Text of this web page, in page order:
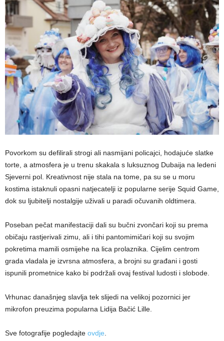
Povorkom su defilirali strogi ali nasmijani policajci, hodajuće slatke
torte, a atmosfera je u trenu skakala s luksuznog Dubaija na ledeni
Sjeverni pol. Kreativnost nije stala na tome, pa su se u moru
kostima istaknuli opasni natjecatelji iz popularne serije Squid Game,
dok su ljubitelji nostalgije uživali u paradi očuvanih oldtimera.
Poseban pečat manifestaciji dali su bučni zvončari koji su prema
običaju rastjerivali zimu, ali i tihi pantomimičari koji su svojim
pokretima mamili osmijehe na lica prolaznika. Cijelim centrom
grada vladala je izvrsna atmosfera, a brojni su građani i gosti
ispunili prometnice kako bi podržali ovaj festival ludosti i slobode.
Vrhunac današnjeg slavlja tek slijedi na velikoj pozornici jer
mikrofon preuzima popularna Lidija Bačić Lille.
Sve fotografije pogledajte ovdje